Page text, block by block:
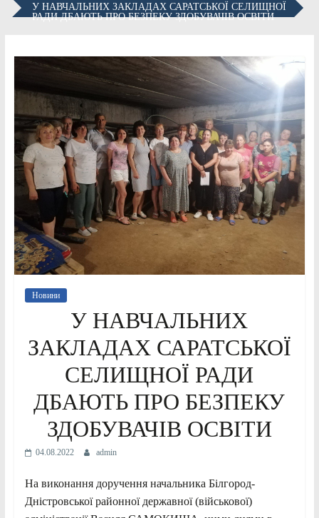
У НАВЧАЛЬНИХ ЗАКЛАДАХ САРАТСЬКОЇ СЕЛИЩНОЇ
РАДИ ДБАЮТЬ ПРО БЕЗПЕКУ ЗДОБУВАЧІВ ОСВІТИ
Новини
У НАВЧАЛЬНИХ
ЗАКЛАДАХ САРАТСЬКОЇ
СЕЛИЩНОЇ РАДИ
ДБАЮТЬ ПРО БЕЗПЕКУ
ЗДОБУВАЧІВ ОСВІТИ
04.08.2022 admin
На виконання доручення начальника Білгород-
Дністровської районної державної (військової)